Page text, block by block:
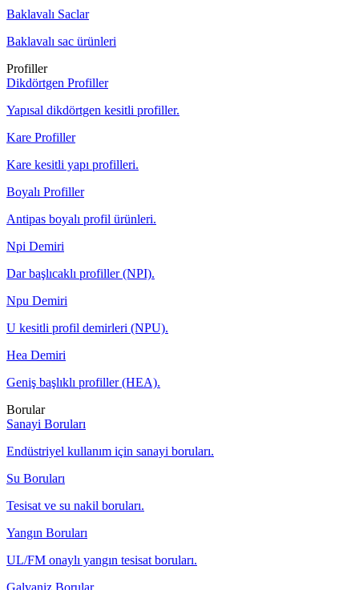
Baklavalı Saclar
Baklavalı sac ürünleri
Profiller
Dikdörtgen Profiller
Yapısal dikdörtgen kesitli profiller.
Kare Profiller
Kare kesitli yapı profilleri.
Boyalı Profiller
Antipas boyalı profil ürünleri.
Npi Demiri
Dar başlıcaklı profiller (NPI).
Npu Demiri
U kesitli profil demirleri (NPU).
Hea Demiri
Geniş başlıklı profiller (HEA).
Borular
Sanayi Boruları
Endüstriyel kullanım için sanayi boruları.
Su Boruları
Tesisat ve su nakil boruları.
Yangın Boruları
UL/FM onaylı yangın tesisat boruları.
Galvaniz Borular